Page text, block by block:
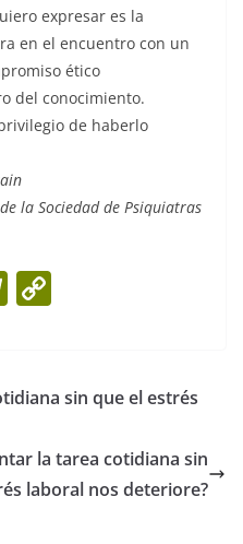
expresar es la
en el encuentro con un
ético
del conocimiento.
de haberlo
la Sociedad de Psiquiatras
T
gr
m
y
n
k
sin que el estrés
la tarea cotidiana sin
laboral nos deteriore?